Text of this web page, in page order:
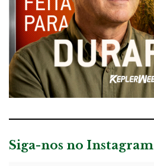
Siga-nos no Instagram